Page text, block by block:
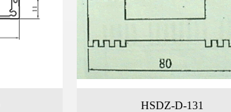
HSDZ-D-131